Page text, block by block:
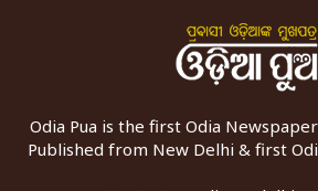
Odia Pua is the first Odia
Published from New Delhi & first